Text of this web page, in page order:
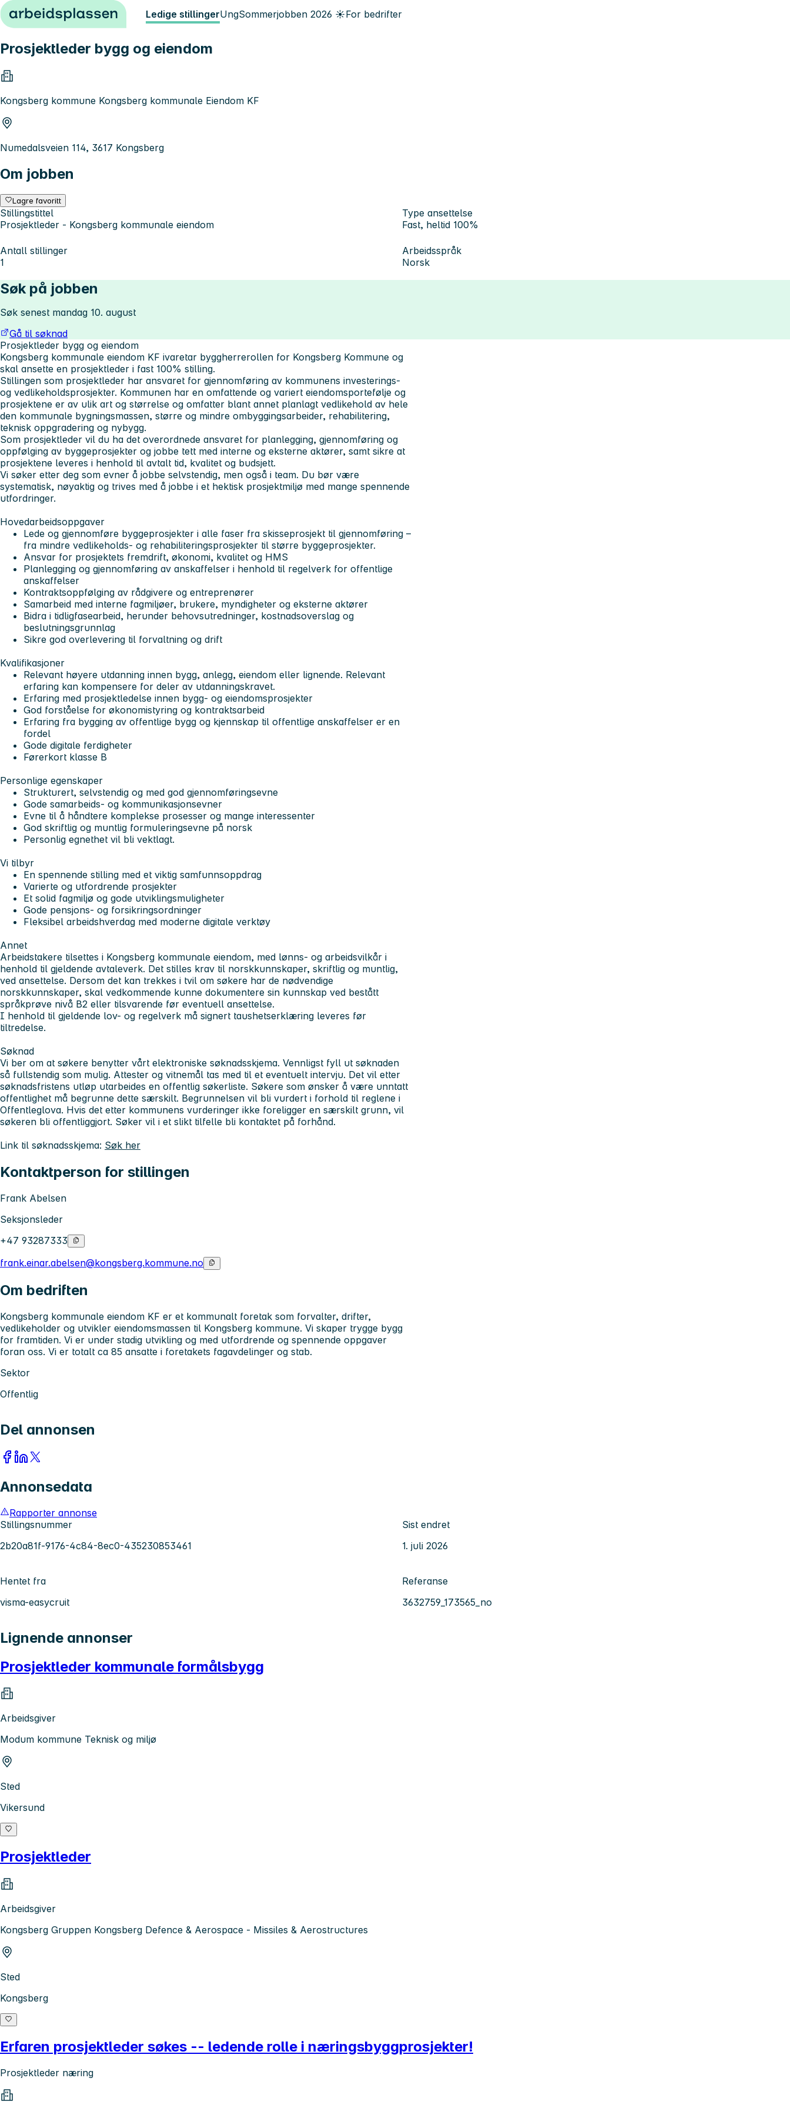
Hopp til innhold Ledige stillingerUngSommerjobben 2026 ☀️For bedrifter
Prosjektleder bygg og eiendom
Kongsberg kommune Kongsberg kommunale Eiendom KF
Numedalsveien 114, 3617 Kongsberg
Om jobben
Lagre favoritt
Stillingstittel
Prosjektleder - Kongsberg kommunale eiendom
Type ansettelse
Fast, heltid 100%
Antall stillinger
1
Arbeidsspråk
Norsk
Søk på jobben
Søk senest mandag 10. august
Gå til søknad
Prosjektleder bygg og eiendom
Kongsberg kommunale eiendom KF ivaretar byggherrerollen for Kongsberg Kommune og
skal ansette en prosjektleder i fast 100% stilling.
Stillingen som prosjektleder har ansvaret for gjennomføring av kommunens investerings-
og vedlikeholdsprosjekter. Kommunen har en omfattende og variert eiendomsportefølje og
prosjektene er av ulik art og størrelse og omfatter blant annet planlagt vedlikehold av hele
den kommunale bygningsmassen, større og mindre ombyggingsarbeider, rehabilitering,
teknisk oppgradering og nybygg.
Som prosjektleder vil du ha det overordnede ansvaret for planlegging, gjennomføring og
oppfølging av byggeprosjekter og jobbe tett med interne og eksterne aktører, samt sikre at
prosjektene leveres i henhold til avtalt tid, kvalitet og budsjett.
Vi søker etter deg som evner å jobbe selvstendig, men også i team. Du bør være
systematisk, nøyaktig og trives med å jobbe i et hektisk prosjektmiljø med mange spennende
utfordringer.
Hovedarbeidsoppgaver
Lede og gjennomføre byggeprosjekter i alle faser fra skisseprosjekt til gjennomføring –
fra mindre vedlikeholds- og rehabiliteringsprosjekter til større byggeprosjekter.
Ansvar for prosjektets fremdrift, økonomi, kvalitet og HMS
Planlegging og gjennomføring av anskaffelser i henhold til regelverk for offentlige
anskaffelser
Kontraktsoppfølging av rådgivere og entreprenører
Samarbeid med interne fagmiljøer, brukere, myndigheter og eksterne aktører
Bidra i tidligfasearbeid, herunder behovsutredninger, kostnadsoverslag og
beslutningsgrunnlag
Sikre god overlevering til forvaltning og drift
Kvalifikasjoner
Relevant høyere utdanning innen bygg, anlegg, eiendom eller lignende. Relevant
erfaring kan kompensere for deler av utdanningskravet.
Erfaring med prosjektledelse innen bygg- og eiendomsprosjekter
God forståelse for økonomistyring og kontraktsarbeid
Erfaring fra bygging av offentlige bygg og kjennskap til offentlige anskaffelser er en
fordel
Gode digitale ferdigheter
Førerkort klasse B
Personlige egenskaper
Strukturert, selvstendig og med god gjennomføringsevne
Gode samarbeids- og kommunikasjonsevner
Evne til å håndtere komplekse prosesser og mange interessenter
God skriftlig og muntlig formuleringsevne på norsk
Personlig egnethet vil bli vektlagt.
Vi tilbyr
En spennende stilling med et viktig samfunnsoppdrag
Varierte og utfordrende prosjekter
Et solid fagmiljø og gode utviklingsmuligheter
Gode pensjons- og forsikringsordninger
Fleksibel arbeidshverdag med moderne digitale verktøy
Annet
Arbeidstakere tilsettes i Kongsberg kommunale eiendom, med lønns- og arbeidsvilkår i
henhold til gjeldende avtaleverk. Det stilles krav til norskkunnskaper, skriftlig og muntlig,
ved ansettelse. Dersom det kan trekkes i tvil om søkere har de nødvendige
norskkunnskaper, skal vedkommende kunne dokumentere sin kunnskap ved bestått
språkprøve nivå B2 eller tilsvarende før eventuell ansettelse.
I henhold til gjeldende lov- og regelverk må signert taushetserklæring leveres før
tiltredelse.
Søknad
Vi ber om at søkere benytter vårt elektroniske søknadsskjema. Vennligst fyll ut søknaden
så fullstendig som mulig. Attester og vitnemål tas med til et eventuelt intervju. Det vil etter
søknadsfristens utløp utarbeides en offentlig søkerliste. Søkere som ønsker å være unntatt
offentlighet må begrunne dette særskilt. Begrunnelsen vil bli vurdert i forhold til reglene i
Offentleglova. Hvis det etter kommunens vurderinger ikke foreligger en særskilt grunn, vil
søkeren bli offentliggjort. Søker vil i et slikt tilfelle bli kontaktet på forhånd.
Link til søknadsskjema: Søk her
Kontaktperson for stillingen
Frank Abelsen
Seksjonsleder
+47 93287333
frank.einar.abelsen@kongsberg.kommune.no
Om bedriften
Kongsberg kommunale eiendom KF er et kommunalt foretak som forvalter, drifter,
vedlikeholder og utvikler eiendomsmassen til Kongsberg kommune. Vi skaper trygge bygg
for framtiden. Vi er under stadig utvikling og med utfordrende og spennende oppgaver
foran oss. Vi er totalt ca 85 ansatte i foretakets fagavdelinger og stab.
Sektor
Offentlig
Del annonsen
Annonsedata
Rapporter annonse
Stillingsnummer
2b20a81f-9176-4c84-8ec0-435230853461
Sist endret
1. juli 2026
Hentet fra
visma-easycruit
Referanse
3632759_173565_no
Lignende annonser
Prosjektleder kommunale formålsbygg
Arbeidsgiver
Modum kommune Teknisk og miljø
Sted
Vikersund
Prosjektleder
Arbeidsgiver
Kongsberg Gruppen Kongsberg Defence & Aerospace - Missiles & Aerostructures
Sted
Kongsberg
Erfaren prosjektleder søkes -- ledende rolle i næringsbyggprosjekter!
Prosjektleder næring